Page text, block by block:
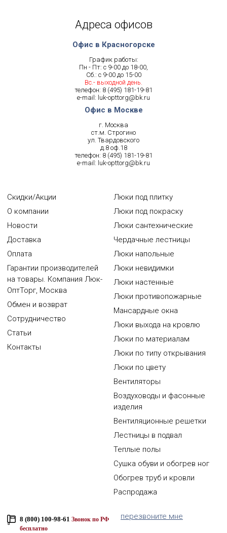
Адреса офисов
Офис в Красногорске
График работы:
Пн - Пт: с 9-00 до 18-00,
Сб.: с 9-00 до 15-00
Вс.- выходной день.
телефон: 8 (495) 181-19-81
e-mail: luk-opttorg@bk.ru
Офис в Москве
г. Москва
ст.м. Строгино
ул. Твардовского
д.8 оф.18
телефон: 8 (495) 181-19-81
e-mail: luk-opttorg@bk.ru
Скидки/Акции
О компании
Новости
Доставка
Оплата
Гарантии производителей
на товары. Компания Люк-
ОптТорг, Москва
Обмен и возврат
Сотрудничество
Статьи
Контакты
Люки под плитку
Люки под покраску
Люки сантехнические
Чердачные лестницы
Люки напольные
Люки невидимки
Люки настенные
Люки противопожарные
Мансардные окна
Люки выхода на кровлю
Люки по материалам
Люки по типу открывания
Люки по цвету
Вентиляторы
Воздуховоды и фасонные
изделия
Вентиляционные решетки
Лестницы в подвал
Теплые полы
Сушка обуви и обогрев ног
Обогрев труб и кровли
Распродажа
8 (800) 100-98-61 Звонок по РФ
бесплатно
перезвоните мне